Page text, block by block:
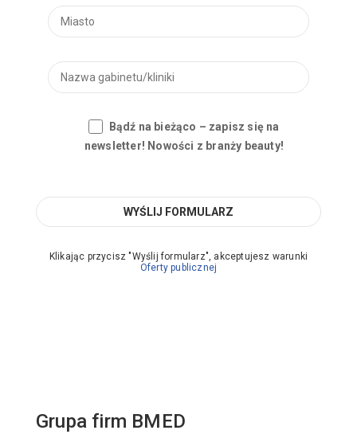
Bądź na bieżąco – zapisz się na
newsletter! Nowości z branży beauty!
Klikając przycisz "Wyślij formularz", akceptujesz warunki
Oferty publicznej
Grupa firm BMED